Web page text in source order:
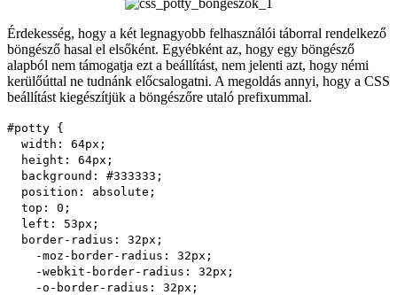
Érdekesség, hogy a két legnagyobb felhasználói táborral rendelkező
böngésző hasal el elsőként. Egyébként az, hogy egy böngésző
alapból nem támogatja ezt a beállítást, nem jelenti azt, hogy némi
kerülőúttal ne tudnánk előcsalogatni. A megoldás annyi, hogy a CSS
beállítást kiegészítjük a böngészőre utaló prefixummal.
#potty {
width : 64px ;
height : 64px ;
background : #333333 ;
position : absolute ;
top : 0 ;
left : 53px ;
border-radius : 32px ;
-moz- border-radius : 32px ;
-webkit- border-radius : 32px ;
-o- border-radius : 32px ;